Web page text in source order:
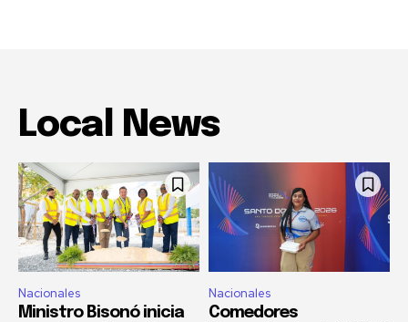
Local News
Nacionales
Ministro Bisonó inicia
Nacionales
Comedores